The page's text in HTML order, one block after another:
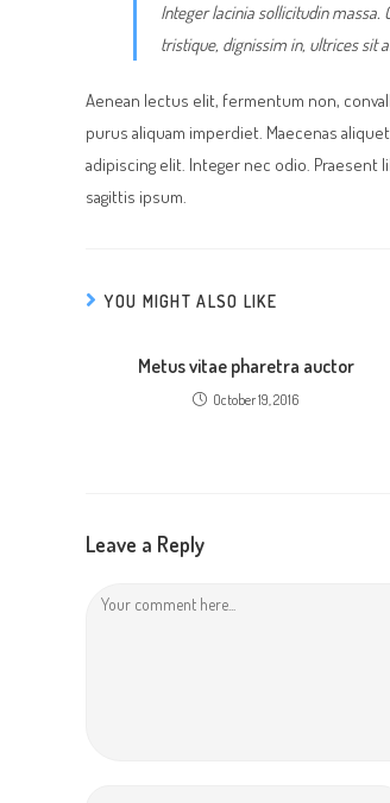
Integer lacinia sollicitudin massa.
tristique, dignissim in, ultrices sit
Aenean lectus elit, fermentum non,
purus aliquam imperdiet. Maecenas
adipiscing elit. Integer nec odio. Praesent
sagittis ipsum.
YOU MIGHT ALSO LIKE
Metus vitae pharetra auctor
October 19, 2016
Leave a Reply
Comment